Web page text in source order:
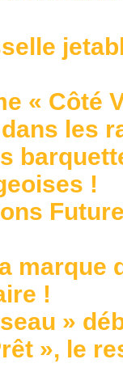
« Côté
les
!
marque
!
»
», le